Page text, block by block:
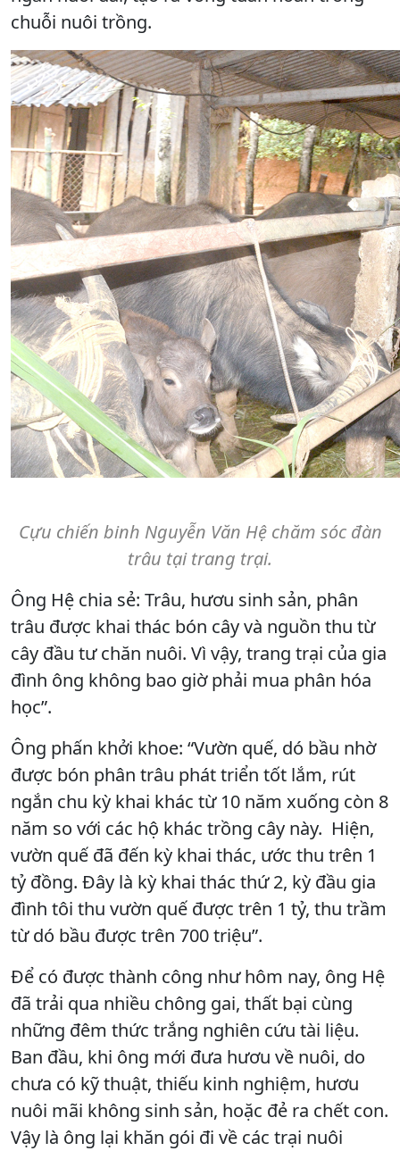
chuỗi nuôi trồng.
Cựu chiến binh Nguyễn Văn Hệ chăm sóc đàn
trâu tại trang trại.
Ông Hệ chia sẻ: Trâu, hươu sinh sản, phân
trâu được khai thác bón cây và nguồn thu từ
cây đầu tư chăn nuôi. Vì vậy, trang trại của gia
đình ông không bao giờ phải mua phân hóa
học”.
Ông phấn khởi khoe: “Vườn quế, dó bầu nhờ
được bón phân trâu phát triển tốt lắm, rút
ngắn chu kỳ khai khác từ 10 năm xuống còn 8
năm so với các hộ khác trồng cây này. Hiện,
vườn quế đã đến kỳ khai thác, ước thu trên 1
tỷ đồng. Đây là kỳ khai thác thứ 2, kỳ đầu gia
đình tôi thu vườn quế được trên 1 tỷ, thu trầm
từ dó bầu được trên 700 triệu”.
Để có được thành công như hôm nay, ông Hệ
đã trải qua nhiều chông gai, thất bại cùng
những đêm thức trắng nghiên cứu tài liệu.
Ban đầu, khi ông mới đưa hươu về nuôi, do
chưa có kỹ thuật, thiếu kinh nghiệm, hươu
nuôi mãi không sinh sản, hoặc đẻ ra chết con.
Vậy là ông lại khăn gói đi về các trại nuôi